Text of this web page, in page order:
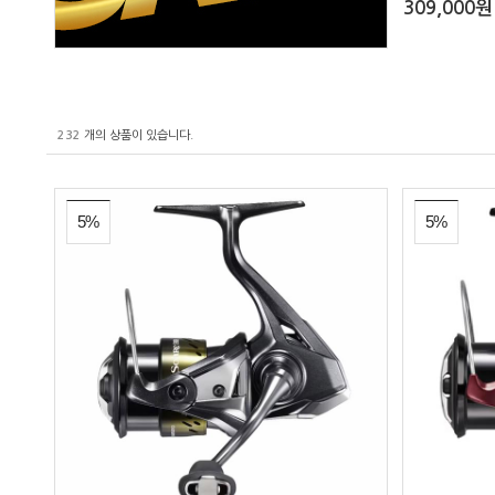
309,000원
232 개의 상품이 있습니다.
5% 5%